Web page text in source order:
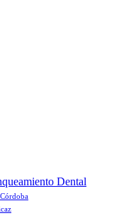
Dental